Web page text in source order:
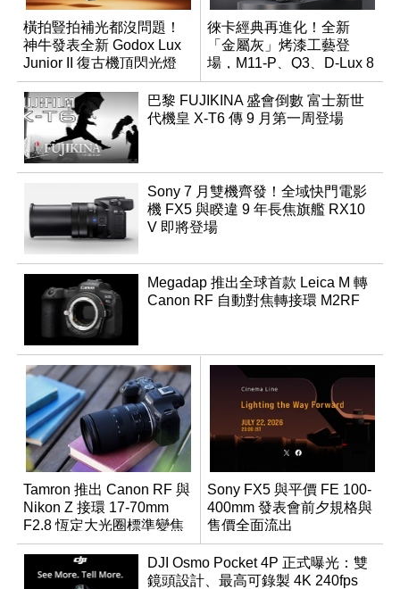
橫拍豎拍補光都沒問題！
神牛發表全新 Godox Lux
Junior II 復古機頂閃光燈
徠卡經典再進化！全新
「金屬灰」烤漆工藝登
場，M11-P、Q3、D-Lux 8
領銜換裝
巴黎 FUJIKINA 盛會倒數 富士新世
代機皇 X-T6 傳 9 月第一周登場
Sony 7 月雙機齊發！全域快門電影
機 FX5 與睽違 9 年長焦旗艦 RX10
V 即將登場
Megadap 推出全球首款 Leica M 轉
Canon RF 自動對焦轉接環 M2RF
Tamron 推出 Canon RF 與
Nikon Z 接環 17-70mm
F2.8 恆定大光圈標準變焦
鏡
Sony FX5 與平價 FE 100-
400mm 發表會前夕規格與
售價全面流出
DJI Osmo Pocket 4P 正式曝光：雙
鏡頭設計、最高可錄製 4K 240fps